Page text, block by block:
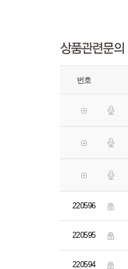
번호
220596
220595
220594